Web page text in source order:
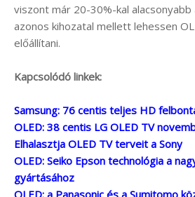
viszont már 20-30%-kal
azonos kihozatal mellett lehessen
előállítani.
Kapcsolódó linkek:
Samsung: 76 centis teljes HD
OLED: 38 centis LG OLED TV
Elhalasztja OLED TV terveit a Sony
OLED: Seiko Epson technológia a
gyártásához
OLED: a Panasonic és a Sumitomo